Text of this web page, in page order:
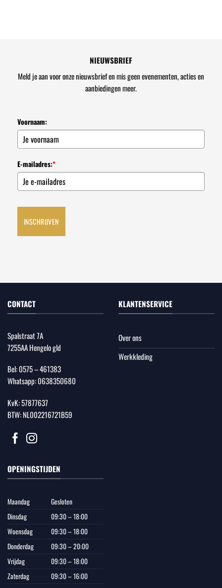
NIEUWSBRIEF
Meld je aan voor onze nieuwsbrief en mis geen evenementen, acties en
aanbiedingen meer.
Voornaam:
E-mailadres:*
INSCHRIJVEN
CONTACT
Spalstraat 7A
7255AA Hengelo gld
Bel:0575 – 461383
Whatsapp:0638350680
KvK: 57877637
BTW: NL002216721B59
KLANTENSERVICE
Over ons
Werkkleding
OPENINGSTIJDEN
Maandag
Gesloten
Dinsdag
09:30 – 18:00
Woensdag
09:30 – 18:00
Donderdag
09:30 – 20:00
Vrijdag
09:30 – 18:00
Zaterdag
09:30 – 16:00